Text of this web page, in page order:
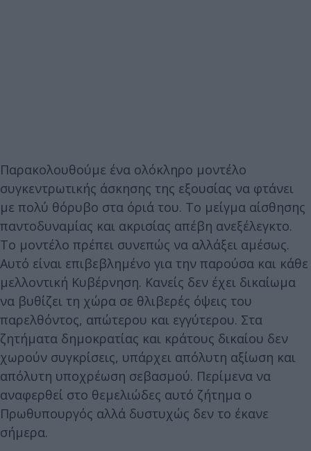
Παρακολουθούμε ένα ολόκληρο μοντέλο
συγκεντρωτικής άσκησης της εξουσίας να φτάνει
με πολύ θόρυβο στα όριά του. Το μείγμα αίσθησης
παντοδυναμίας και ακρισίας απέβη ανεξέλεγκτο.
Το μοντέλο πρέπει συνεπώς να αλλάξει αμέσως.
Αυτό είναι επιβεβλημένο για την παρούσα και κάθε
μελλοντική Κυβέρνηση. Κανείς δεν έχει δικαίωμα
να βυθίζει τη χώρα σε θλιβερές όψεις του
παρελθόντος, απώτερου και εγγύτερου. Στα
ζητήματα δημοκρατίας και κράτους δικαίου δεν
χωρούν συγκρίσεις, υπάρχει απόλυτη αξίωση και
απόλυτη υποχρέωση σεβασμού. Περίμενα να
αναφερθεί στο θεμελιώδες αυτό ζήτημα ο
Πρωθυπουργός αλλά δυστυχώς δεν το έκανε
σήμερα.